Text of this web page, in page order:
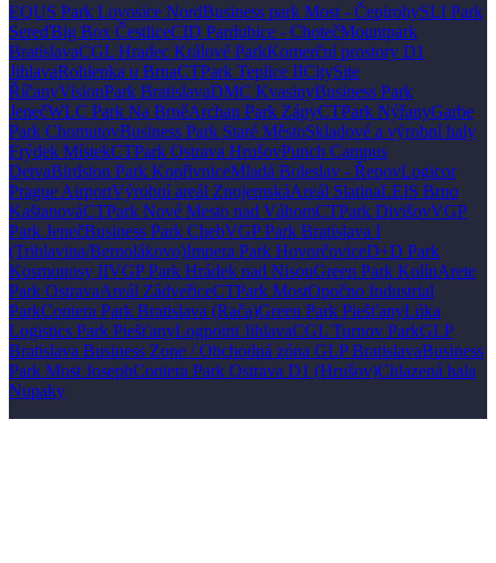
EQUS Park Lovosice NordBusiness park Most - ČepirohySLI Park
SereďBig Box ČestliceCID Pardubice - ChotečMountpark
BratislavaCGL Hradec Králové ParkKomerční prostory D1
JihlavaRohlenka u BrnaCTPark Teplice IICitySite
ŘíčanyVisionPark BratislavaDMC KvasinyBusiness Park
JenečWLC Park Na BrněArchan Park ZápyCTPark NýřanyGarbe
Park ChomutovBusiness Park Staré MěstoSkladové a výrobní haly
Frýdek MístekCTPark Ostrava HrušovPunch Campus
DetvaBirdston Park KopřivniceMladá Boleslav - ŘepovLogicor
Prague AirportVýrobní areál ZnojemskáAreál SlatinaLEIS Brno
KaštanováCTPark Nové Mesto nad VáhomCTPark DivišovVGP
Park JenečBusiness Park ChebVGP Park Bratislava I
(Triblavina/Bernolákovo)Impera Park HovorčoviceD+D Park
Kosmonosy IIVGP Park Hrádek nad NisouGreen Park KolínArete
Park OstravaAreál ZádveřiceCTPark MostOpočno Industrial
ParkContera Park Bratislava (Rača)Green Park PiešťanyLúka
Logistics Park PiešťanyLogpoint JihlavaCGL Turnov ParkGLP
Bratislava Business Zone / Obchodná zóna GLP BratislavaBusiness
Park Most JosephContera Park Ostrava D1 (Hrušov)Chlazená hala
Nupaky